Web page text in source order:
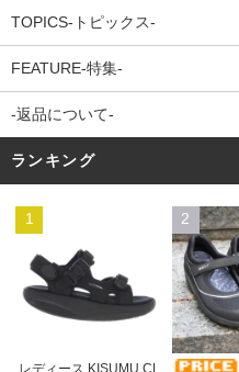
TOPICS-トピックス-
FEATURE-特集-
-返品について-
ランキング
1 2